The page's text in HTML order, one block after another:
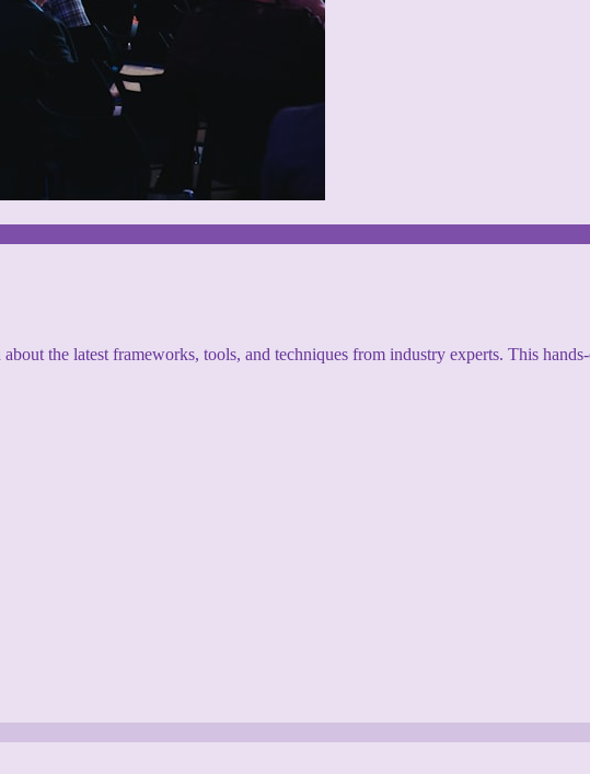
the latest frameworks, tools, and techniques from industry experts. This